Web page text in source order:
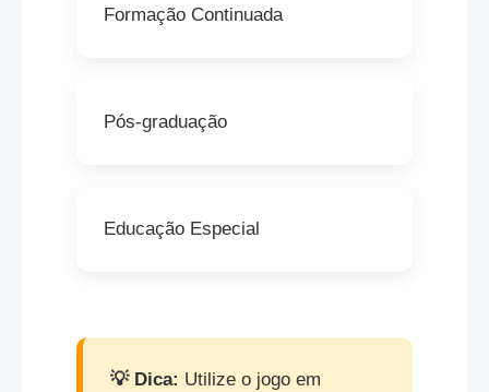
Formação Continuada
Pós-graduação
Educação Especial
💡 Dica: Utilize o jogo em